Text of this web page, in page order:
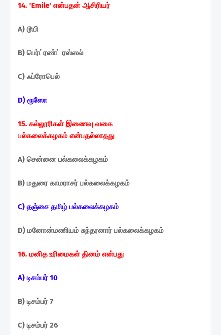
14. 'Emile' என்பதன் ஆசிரியர்
A) டூயி
B) பெர்ட்ரண்ட் ரஸ்ஸல்
C) ஃப்ரோபெல்
D) ரூஸோ
15. கல்லூரிகள் இணைவு வகை
பல்கலைக்கழகம் என்பதல்லாதது
A) சென்னை பல்கலைக்கழகம்
B) மதுரை காமராசர் பல்கலைக்கழகம்
C) தஞ்சை தமிழ் பல்கலைக்கழகம்
D) மனோன்மணியம் சுந்தரனார் பல்கலைக்கழகம்
16. மனித உரிமைகள் தினம் என்பது
A) டிசம்பர் 10
B) டிசம்பர் 7
C) டிசம்பர் 26